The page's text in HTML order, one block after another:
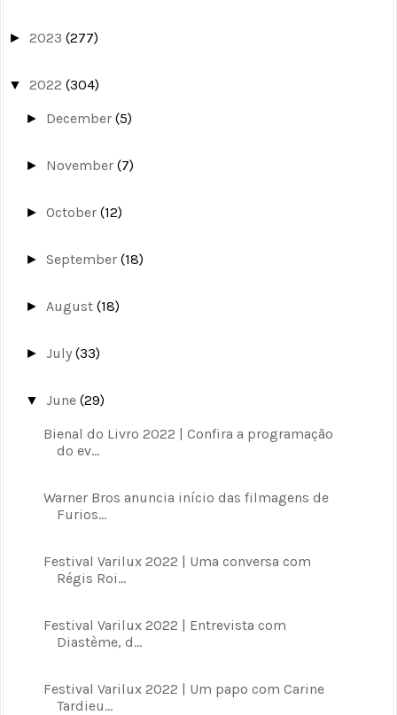
► 2023 (277)
▼ 2022 (304)
► December(5)
► November(7)
►October(12)
►September(18)
► August(18)
►July(33)
▼June(29)
Bienal do Livro 2022 | Confira a programação
do ev...
Warner Bros anuncia início das filmagens de
Furios...
Festival Varilux 2022 | Uma conversa com
Régis Roi...
Festival Varilux 2022 | Entrevista com
Diastème, d...
Festival Varilux 2022 | Um papo com Carine
Tardieu...